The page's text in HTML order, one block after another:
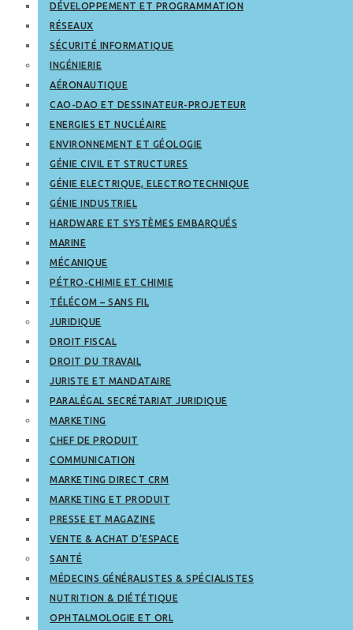
DÉVELOPPEMENT ET PROGRAMMATION
RÉSEAUX
SÉCURITÉ INFORMATIQUE
INGÉNIERIE
AÉRONAUTIQUE
CAO-DAO ET DESSINATEUR-PROJETEUR
ENERGIES ET NUCLÉAIRE
ENVIRONNEMENT ET GÉOLOGIE
GÉNIE CIVIL ET STRUCTURES
GÉNIE ELECTRIQUE, ELECTROTECHNIQUE
GÉNIE INDUSTRIEL
HARDWARE ET SYSTÈMES EMBARQUÉS
MARINE
MÉCANIQUE
PÉTRO-CHIMIE ET CHIMIE
TÉLÉCOM – SANS FIL
JURIDIQUE
DROIT FISCAL
DROIT DU TRAVAIL
JURISTE ET MANDATAIRE
PARALÉGAL SECRÉTARIAT JURIDIQUE
MARKETING
CHEF DE PRODUIT
COMMUNICATION
MARKETING DIRECT CRM
MARKETING ET PRODUIT
PRESSE ET MAGAZINE
VENTE & ACHAT D’ESPACE
SANTÉ
MÉDECINS GÉNÉRALISTES & SPÉCIALISTES
NUTRITION & DIÉTÉTIQUE
OPHTALMOLOGIE ET ORL